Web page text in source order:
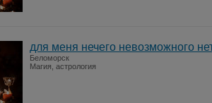
для меня нечего невозможного
Беломорск
Магия, астрология